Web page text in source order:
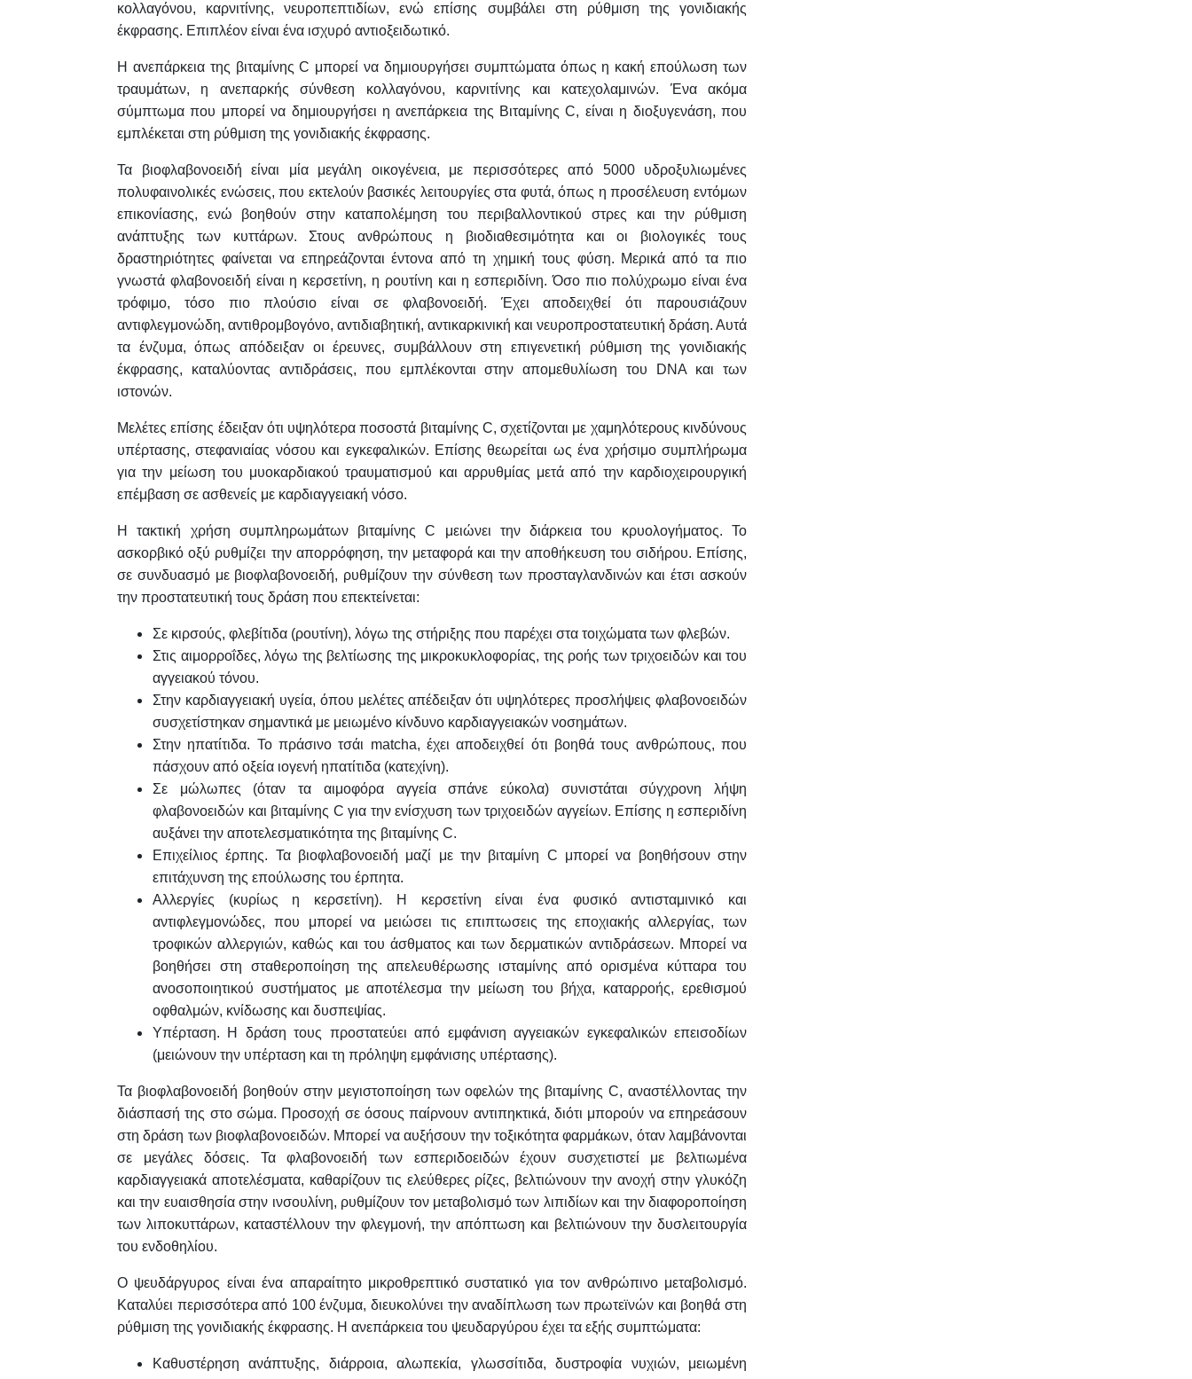
κολλαγόνου, καρνιτίνης, νευροπεπτιδίων, ενώ επίσης συμβάλει στη ρύθμιση της γονιδιακής
έκφρασης. Επιπλέον είναι ένα ισχυρό αντιοξειδωτικό.
Η ανεπάρκεια της βιταμίνης C μπορεί να δημιουργήσει συμπτώματα όπως η κακή επούλωση των
τραυμάτων, η ανεπαρκής σύνθεση κολλαγόνου, καρνιτίνης και κατεχολαμινών. Ένα ακόμα
σύμπτωμα που μπορεί να δημιουργήσει η ανεπάρκεια της Βιταμίνης C, είναι η διοξυγενάση, που
εμπλέκεται στη ρύθμιση της γονιδιακής έκφρασης.
Τα βιοφλαβονοειδή είναι μία μεγάλη οικογένεια, με περισσότερες από 5000 υδροξυλιωμένες
πολυφαινολικές ενώσεις, που εκτελούν βασικές λειτουργίες στα φυτά, όπως η προσέλευση εντόμων
επικονίασης, ενώ βοηθούν στην καταπολέμηση του περιβαλλοντικού στρες και την ρύθμιση
ανάπτυξης των κυττάρων. Στους ανθρώπους η βιοδιαθεσιμότητα και οι βιολογικές τους
δραστηριότητες φαίνεται να επηρεάζονται έντονα από τη χημική τους φύση. Μερικά από τα πιο
γνωστά φλαβονοειδή είναι η κερσετίνη, η ρουτίνη και η εσπεριδίνη. Όσο πιο πολύχρωμο είναι ένα
τρόφιμο, τόσο πιο πλούσιο είναι σε φλαβονοειδή. Έχει αποδειχθεί ότι παρουσιάζουν
αντιφλεγμονώδη, αντιθρομβογόνο, αντιδιαβητική, αντικαρκινική και νευροπροστατευτική δράση. Αυτά
τα ένζυμα, όπως απόδειξαν οι έρευνες, συμβάλλουν στη επιγενετική ρύθμιση της γονιδιακής
έκφρασης, καταλύοντας αντιδράσεις, που εμπλέκονται στην απομεθυλίωση του DNA και των
ιστονών.
Μελέτες επίσης έδειξαν ότι υψηλότερα ποσοστά βιταμίνης C, σχετίζονται με χαμηλότερους κινδύνους
υπέρτασης, στεφανιαίας νόσου και εγκεφαλικών. Επίσης θεωρείται ως ένα χρήσιμο συμπλήρωμα
για την μείωση του μυοκαρδιακού τραυματισμού και αρρυθμίας μετά από την καρδιοχειρουργική
επέμβαση σε ασθενείς με καρδιαγγειακή νόσο.
Η τακτική χρήση συμπληρωμάτων βιταμίνης C μειώνει την διάρκεια του κρυολογήματος. Το
ασκορβικό οξύ ρυθμίζει την απορρόφηση, την μεταφορά και την αποθήκευση του σιδήρου. Επίσης,
σε συνδυασμό με βιοφλαβονοειδή, ρυθμίζουν την σύνθεση των προσταγλανδινών και έτσι ασκούν
την προστατευτική τους δράση που επεκτείνεται:
Σε κιρσούς, φλεβίτιδα (ρουτίνη), λόγω της στήριξης που παρέχει στα τοιχώματα των φλεβών.
Στις αιμορροΐδες, λόγω της βελτίωσης της μικροκυκλοφορίας, της ροής των τριχοειδών και του
αγγειακού τόνου.
Στην καρδιαγγειακή υγεία, όπου μελέτες απέδειξαν ότι υψηλότερες προσλήψεις φλαβονοειδών
συσχετίστηκαν σημαντικά με μειωμένο κίνδυνο καρδιαγγειακών νοσημάτων.
Στην ηπατίτιδα. Το πράσινο τσάι matcha, έχει αποδειχθεί ότι βοηθά τους ανθρώπους, που
πάσχουν από οξεία ιογενή ηπατίτιδα (κατεχίνη).
Σε μώλωπες (όταν τα αιμοφόρα αγγεία σπάνε εύκολα) συνιστάται σύγχρονη λήψη
φλαβονοειδών και βιταμίνης C για την ενίσχυση των τριχοειδών αγγείων. Επίσης η εσπεριδίνη
αυξάνει την αποτελεσματικότητα της βιταμίνης C.
Επιχείλιος έρπης. Τα βιοφλαβονοειδή μαζί με την βιταμίνη C μπορεί να βοηθήσουν στην
επιτάχυνση της επούλωσης του έρπητα.
Αλλεργίες (κυρίως η κερσετίνη). Η κερσετίνη είναι ένα φυσικό αντισταμινικό και
αντιφλεγμονώδες, που μπορεί να μειώσει τις επιπτωσεις της εποχιακής αλλεργίας, των
τροφικών αλλεργιών, καθώς και του άσθματος και των δερματικών αντιδράσεων. Μπορεί να
βοηθήσει στη σταθεροποίηση της απελευθέρωσης ισταμίνης από ορισμένα κύτταρα του
ανοσοποιητικού συστήματος με αποτέλεσμα την μείωση του βήχα, καταρροής, ερεθισμού
οφθαλμών, κνίδωσης και δυσπεψίας.
Υπέρταση. Η δράση τους προστατεύει από εμφάνιση αγγειακών εγκεφαλικών επεισοδίων
(μειώνουν την υπέρταση και τη πρόληψη εμφάνισης υπέρτασης).
Τα βιοφλαβονοειδή βοηθούν στην μεγιστοποίηση των οφελών της βιταμίνης C, αναστέλλοντας την
διάσπασή της στο σώμα. Προσοχή σε όσους παίρνουν αντιπηκτικά, διότι μπορούν να επηρεάσουν
στη δράση των βιοφλαβονοειδών. Μπορεί να αυξήσουν την τοξικότητα φαρμάκων, όταν λαμβάνονται
σε μεγάλες δόσεις. Τα φλαβονοειδή των εσπεριδοειδών έχουν συσχετιστεί με βελτιωμένα
καρδιαγγειακά αποτελέσματα, καθαρίζουν τις ελεύθερες ρίζες, βελτιώνουν την ανοχή στην γλυκόζη
και την ευαισθησία στην ινσουλίνη, ρυθμίζουν τον μεταβολισμό των λιπιδίων και την διαφοροποίηση
των λιποκυττάρων, καταστέλλουν την φλεγμονή, την απόπτωση και βελτιώνουν την δυσλειτουργία
του ενδοθηλίου.
Ο ψευδάργυρος είναι ένα απαραίτητο μικροθρεπτικό συστατικό για τον ανθρώπινο μεταβολισμό.
Καταλύει περισσότερα από 100 ένζυμα, διευκολύνει την αναδίπλωση των πρωτεϊνών και βοηθά στη
ρύθμιση της γονιδιακής έκφρασης. Η ανεπάρκεια του ψευδαργύρου έχει τα εξής συμπτώματα:
Καθυστέρηση ανάπτυξης, διάρροια, αλωπεκία, γλωσσίτιδα, δυστροφία νυχιών, μειωμένη